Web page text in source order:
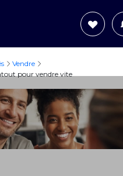
Vendre
pour vendre vite